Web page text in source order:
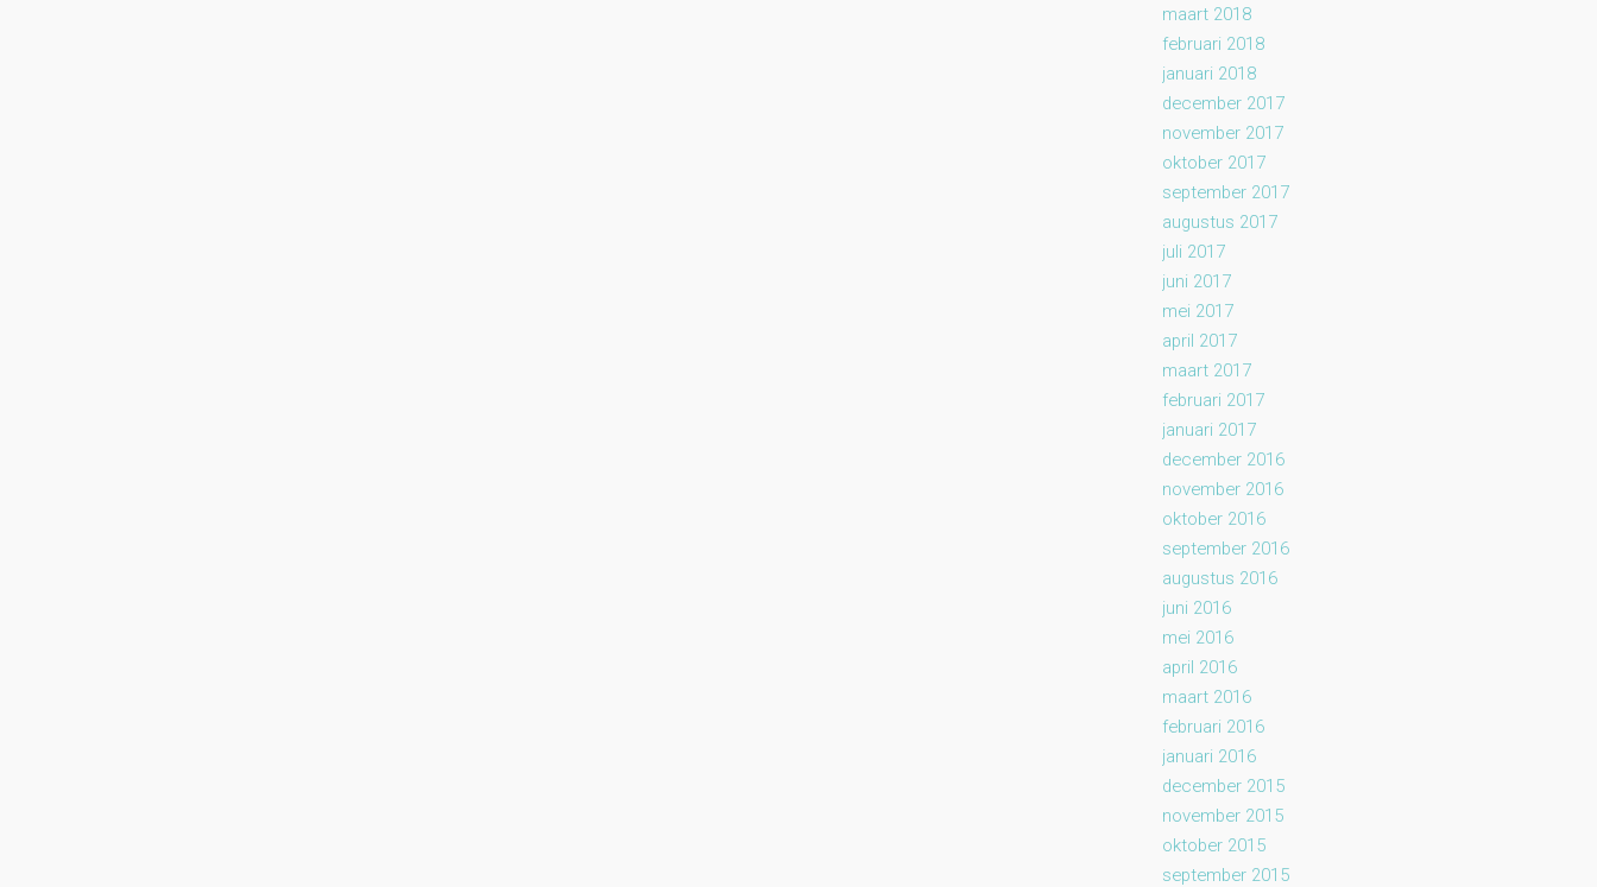
maart 2018
februari 2018
januari 2018
december 2017
november 2017
oktober 2017
september 2017
augustus 2017
juli 2017
juni 2017
mei 2017
april 2017
maart 2017
februari 2017
januari 2017
december 2016
november 2016
oktober 2016
september 2016
augustus 2016
juni 2016
mei 2016
april 2016
maart 2016
februari 2016
januari 2016
december 2015
november 2015
oktober 2015
september 2015